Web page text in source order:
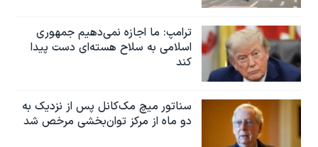
ترامپ: ما اجازه نمی‌دهیم جمهوری
اسلامی به سلاح هسته‌ای دست پیدا
کند
سناتور میچ مک‌کانل پس از نزدیک به
دو ماه از مرکز توان‌بخشی مرخص شد